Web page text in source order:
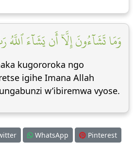
وَمَا تَشَآءُونَ إِلَّآ أَن يَشَآءَ ٱللَّهُ
kugororoka ngo
igihe Imana Allah
w’ibiremwa vyose.
WhatsApp
Pinterest